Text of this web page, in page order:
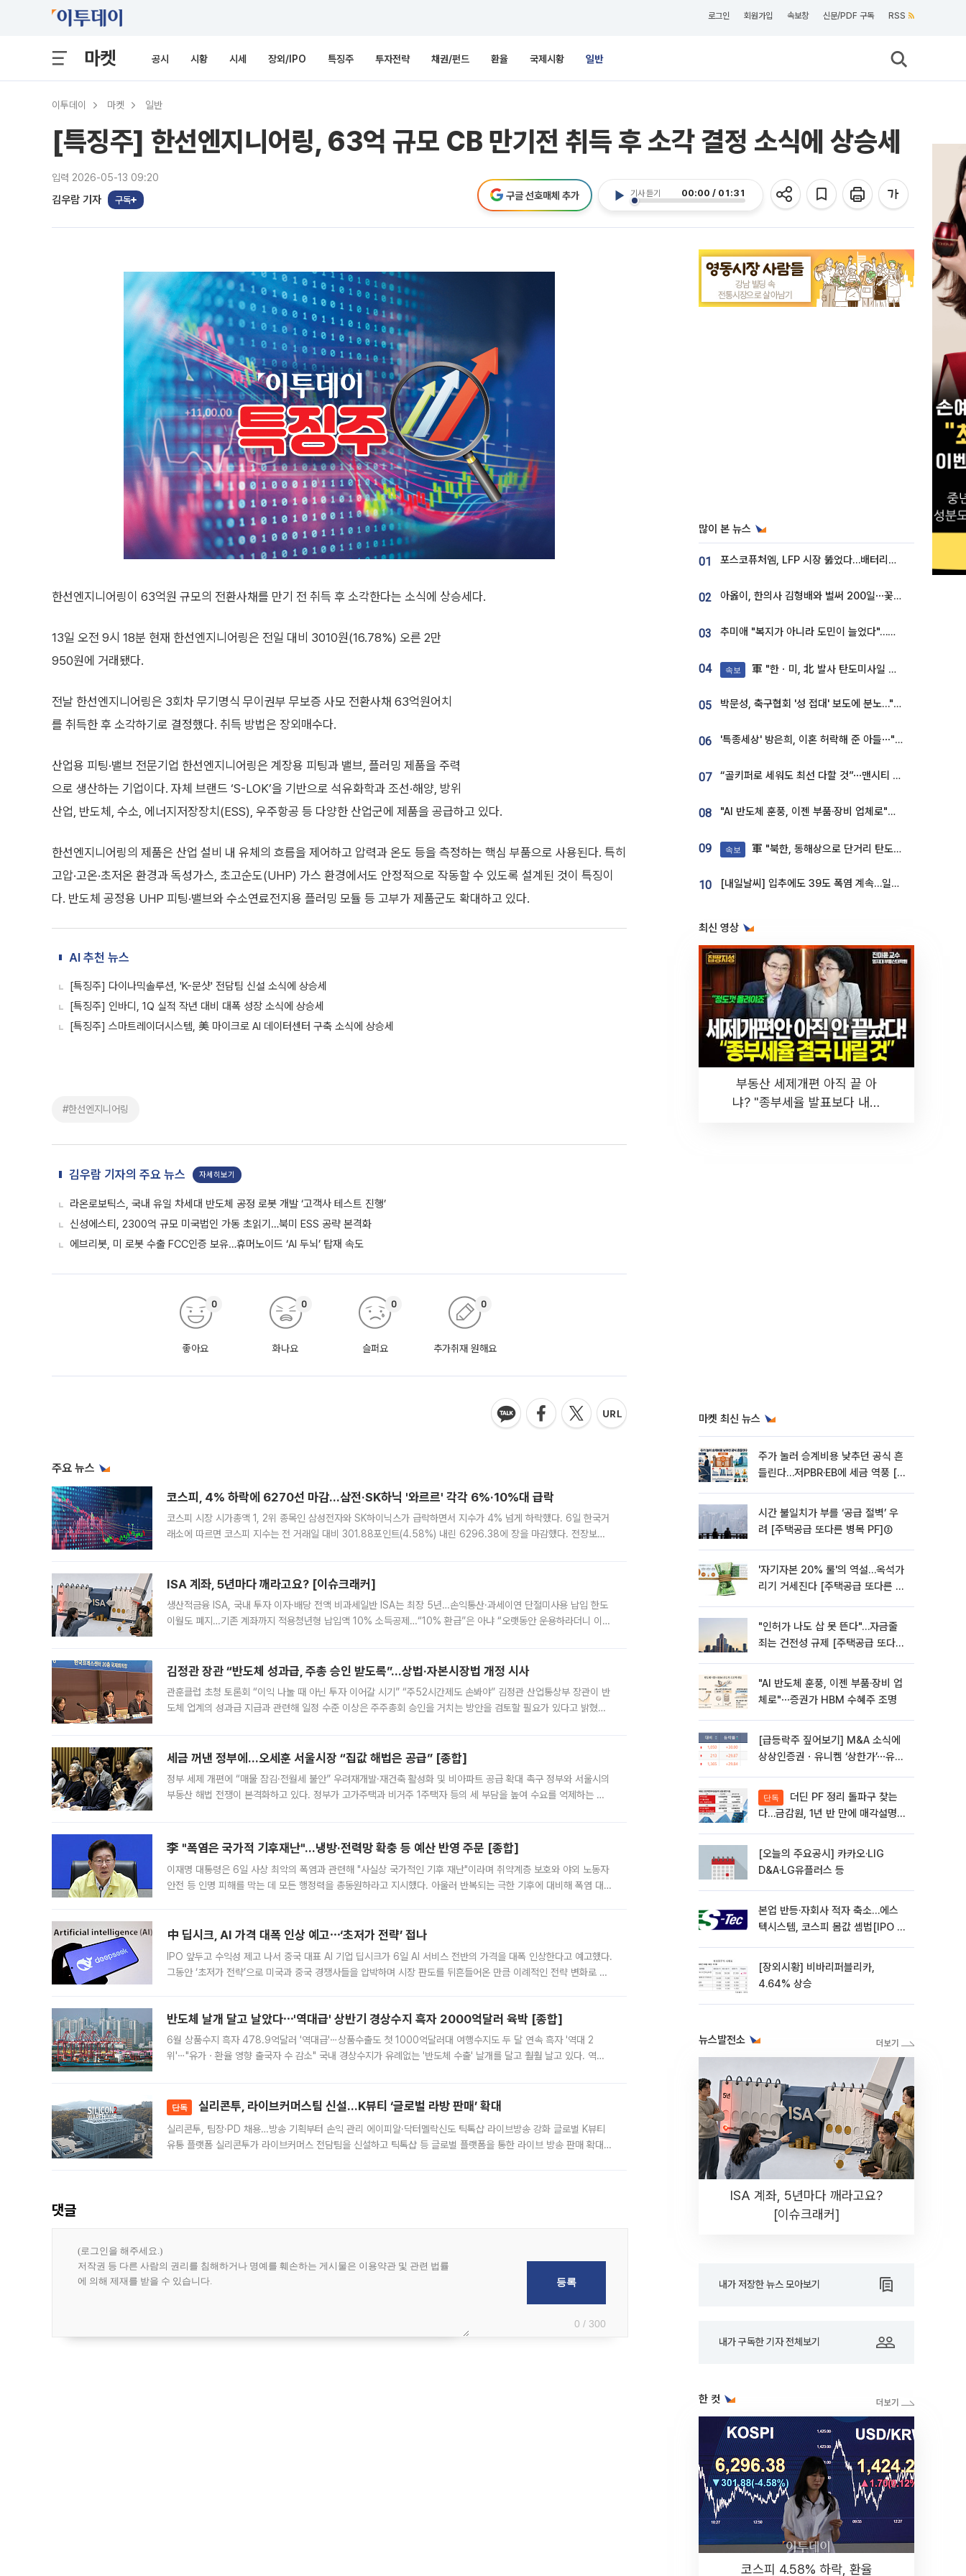
로그인 회원가입 속보창 신문/PDF 구독 RSS
마켓 공시 시황 시세 장외/IPO 특징주 투자전략 채권/펀드 환율 국제시황 일반
이투데이 마켓 일반
[특징주] 한선엔지니어링, 63억 규모 CB 만기전 취득 후 소각 결정 소식에 상승세
입력 2026-05-13 09:20
김우람 기자 구독
기사 듣기 00:00 / 01:31
구글 선호매체 추가
한선엔지니어링이 63억원 규모의 전환사채를 만기 전 취득 후 소각한다는 소식에 상승세다.
13일 오전 9시 18분 현재 한선엔지니어링은 전일 대비 3010원(16.78%) 오른 2만
950원에 거래됐다.
전날 한선엔지니어링은 3회차 무기명식 무이권부 무보증 사모 전환사채 63억원어치
를 취득한 후 소각하기로 결정했다. 취득 방법은 장외매수다.
산업용 피팅·밸브 전문기업 한선엔지니어링은 계장용 피팅과 밸브, 플러밍 제품을 주력
으로 생산하는 기업이다. 자체 브랜드 ‘S-LOK’을 기반으로 석유화학과 조선·해양, 방위
산업, 반도체, 수소, 에너지저장장치(ESS), 우주항공 등 다양한 산업군에 제품을 공급하고 있다.
한선엔지니어링의 제품은 산업 설비 내 유체의 흐름을 제어하고 압력과 온도 등을 측정하는 핵심 부품으로 사용된다. 특히
고압·고온·초저온 환경과 독성가스, 초고순도(UHP) 가스 환경에서도 안정적으로 작동할 수 있도록 설계된 것이 특징이
다. 반도체 공정용 UHP 피팅·밸브와 수소연료전지용 플러밍 모듈 등 고부가 제품군도 확대하고 있다.
AI 추천 뉴스
[특징주] 다이나믹솔루션, 'K-문샷' 전담팀 신설 소식에 상승세
[특징주] 인바디, 1Q 실적 작년 대비 대폭 성장 소식에 상승세
[특징주] 스마트레이더시스템, 美 마이크로 AI 데이터센터 구축 소식에 상승세
#한선엔지니어링
김우람 기자의 주요 뉴스 자세히보기
라온로보틱스, 국내 유일 차세대 반도체 공정 로봇 개발 ‘고객사 테스트 진행’
신성에스티, 2300억 규모 미국법인 가동 초읽기…북미 ESS 공략 본격화
에브리봇, 미 로봇 수출 FCC인증 보유…휴머노이드 ‘AI 두뇌’ 탑재 속도
좋아요
0
화나요
0
슬퍼요
0
추가취재 원해요
0
주요 뉴스
코스피, 4% 하락에 6270선 마감…삼전·SK하닉 '와르르' 각각 6%·10%대 급락
코스피 시장 시가총액 1, 2위 종목인 삼성전자와 SK하이닉스가 급락하면서 지수가 4% 넘게 하락했다. 6일 한국거
래소에 따르면 코스피 지수는 전 거래일 대비 301.88포인트(4.58%) 내린 6296.38에 장을 마감했다. 전장보다
ISA 계좌, 5년마다 깨라고요? [이슈크래커]
생산적금융 ISA, 국내 투자 이자·배당 전액 비과세일반 ISA는 최장 5년…손익통산·과세이연 단절미사용 납입 한도
이월도 폐지…기존 계좌까지 적용청년형 납입액 10% 소득공제…“10% 환급”은 아냐 “오랫동안 운용하라더니 이제
김정관 장관 “반도체 성과급, 주총 승인 받도록”…상법·자본시장법 개정 시사
관훈클럽 초청 토론회 “이익 나눌 때 아닌 투자 이어갈 시기” “주52시간제도 손봐야” 김정관 산업통상부 장관이 반
도체 업계의 성과급 지급과 관련해 일정 수준 이상은 주주총회 승인을 거치는 방안을 검토할 필요가 있다고 밝혔다.
세금 꺼낸 정부에…오세훈 서울시장 “집값 해법은 공급” [종합]
정부 세제 개편에 “매물 잠김·전월세 불안” 우려재개발·재건축 활성화 및 비아파트 공급 확대 촉구 정부와 서울시의
부동산 해법 전쟁이 본격화하고 있다. 정부가 고가주택과 비거주 1주택자 등의 세 부담을 높여 수요를 억제하는 카
李 "폭염은 국가적 기후재난"…냉방·전력망 확충 등 예산 반영 주문 [종합]
이재명 대통령은 6일 사상 최악의 폭염과 관련해 "사실상 국가적인 기후 재난"이라며 취약계층 보호와 야외 노동자
안전 등 인명 피해를 막는 데 모든 행정력을 총동원하라고 지시했다. 아울러 반복되는 극한 기후에 대비해 폭염 대응
中 딥시크, AI 가격 대폭 인상 예고⋯‘초저가 전략’ 접나
IPO 앞두고 수익성 제고 나서 중국 대표 AI 기업 딥시크가 6일 AI 서비스 전반의 가격을 대폭 인상한다고 예고했다.
그동안 ‘초저가 전략’으로 미국과 중국 경쟁사들을 압박하며 시장 판도를 뒤흔들어온 만큼 이례적인 전략 변화로 평
반도체 날개 달고 날았다⋯'역대급' 상반기 경상수지 흑자 2000억달러 육박 [종합]
6월 상품수지 흑자 478.9억달러 '역대급'⋯상품수출도 첫 1000억달러대 여행수지도 두 달 연속 흑자 '역대 2
위'⋯"유가ㆍ환율 영향 출국자 수 감소" 국내 경상수지가 유례없는 '반도체 수출' 날개를 달고 훨훨 날고 있다. 역대
단독 실리콘투, 라이브커머스팀 신설…K뷰티 ‘글로벌 라방 판매’ 확대
실리콘투, 팀장·PD 채용…방송 기획부터 손익 관리 에이피알·닥터멜락신도 틱톡샵 라이브방송 강화 글로벌 K뷰티
유통 플랫폼 실리콘투가 라이브커머스 전담팀을 신설하고 틱톡샵 등 글로벌 플랫폼을 통한 라이브 방송 판매 확대에
댓글
0 / 300
많이 본 뉴스
01 포스코퓨처엠, LFP 시장 뚫었다…배터리사와 대규모 장기 공급 합의
02 아옳이, 한의사 김형배와 벌써 200일⋯꽃다발 들고 "프러포즈 아냐"
03 추미애 "복지가 아니라 도민이 늘었다"…재정난 책임론 정면돌파
04 속보 軍 "한ㆍ미, 北 발사 탄도미사일 제원 정밀분석 중"
05 박문성, 축구협회 '성 접대' 보도에 분노…"다 말아먹으려고 작정했나"
06 '특종세상' 방은희, 이혼 허락해 준 아들⋯"너무 잘 커줬다" 오열
07 “골키퍼로 세워도 최선 다할 것”⋯맨시티 누네스, 주전 경쟁 각오 [인터뷰]
08 "AI 반도체 훈풍, 이젠 부품·장비 업체로"⋯증권가 HBM 수혜주 조명
09 속보 軍 "북한, 동해상으로 단거리 탄도미사일 발사"
10 [내일날씨] 입추에도 39도 폭염 계속…일부 지역 소나기
최신 영상
부동산 세제개편 아직 끝 아
냐? "종부세율 발표보다 내릴
마켓 최신 뉴스
주가 눌러 승계비용 낮추던 공식 흔
들린다…저PBR·EB에 세금 역풍 [기
시간 불일치가 부를 ‘공급 절벽’ 우
려 [주택공급 또다른 병목 PF]③
'자기자본 20% 룰'의 역설…옥석가
리기 거세진다 [주택공급 또다른 병
"인허가 나도 삽 못 뜬다"…자금줄
죄는 건전성 규제 [주택공급 또다른
"AI 반도체 훈풍, 이젠 부품·장비 업
체로"⋯증권가 HBM 수혜주 조명
[급등락주 짚어보기] M&A 소식에
상상인증권ㆍ유니켐 ‘상한가’⋯유증
단독
다…금감원, 1년 반 만에 매각설명회
[오늘의 주요공시] 카카오·LIG
D&A·LG유플러스 등
본업 반등·자회사 적자 축소…에스
텍시스템, 코스피 몸값 셈법[IPO 엑
[장외시황] 비바리퍼블리카,
4.64% 상승
뉴스발전소
ISA 계좌, 5년마다 깨라고요?
[이슈크래커]
내가 저장한 뉴스 모아보기
내가 구독한 기자 전체보기
한 컷
코스피 4.58% 하락, 환율